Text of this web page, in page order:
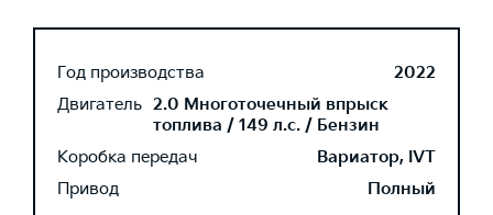
Год производства
2022
Двигатель 2.0 Многоточечный впрыск
топлива / 149 л.с. / Бензин
Коробка передач
Вариатор, IVT
Привод
Полный